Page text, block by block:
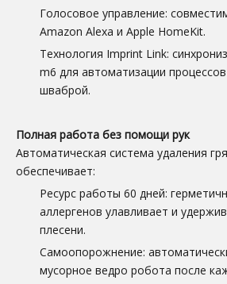
Голосовое управление:
Amazon Alexa и Apple HomeKit.
Технология Imprint Link:
m6 для автоматизации
шваброй.
Полная работа без помощи рук
Автоматическая система удаления
обеспечивает:
Ресурс работы 60 дней:
аллергенов улавливает и
плесени.
Самоопорожнение:
мусорное ведро робота после